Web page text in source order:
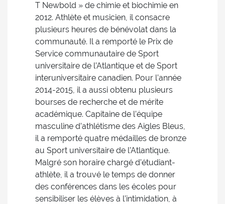
T Newbold » de chimie et biochimie en
2012. Athlète et musicien, il consacre
plusieurs heures de bénévolat dans la
communauté. Il a remporté le Prix de
Service communautaire de Sport
universitaire de l’Atlantique et de Sport
interuniversitaire canadien. Pour l’année
2014-2015, il a aussi obtenu plusieurs
bourses de recherche et de mérite
académique. Capitaine de l’équipe
masculine d’athlétisme des Aigles Bleus,
il a remporté quatre médailles de bronze
au Sport universitaire de l’Atlantique.
Malgré son horaire chargé d’étudiant-
athlète, il a trouvé le temps de donner
des conférences dans les écoles pour
sensibiliser les élèves à l’intimidation, à